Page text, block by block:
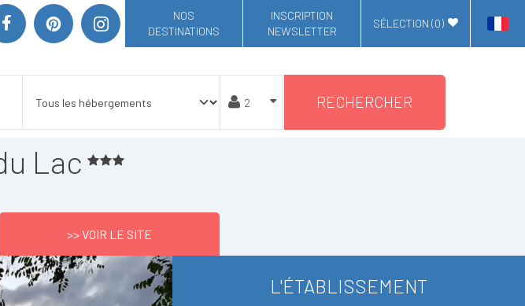
NOS
DESTINATIONS
INSCRIPTION
NEWSLETTER
SÉLECTION (0)
RECHERCHER
Lac
>> VOIR LE SITE
L'ÉTABLISSEMENT